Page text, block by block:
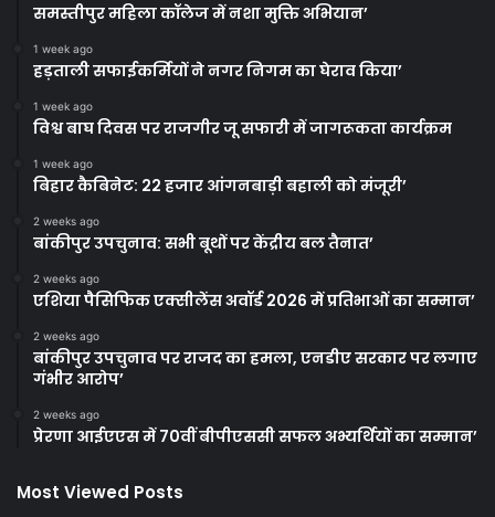
समस्तीपुर महिला कॉलेज में नशा मुक्ति अभियान’
1 week ago
हड़ताली सफाईकर्मियों ने नगर निगम का घेराव किया’
1 week ago
विश्व बाघ दिवस पर राजगीर जू सफारी में जागरूकता कार्यक्रम
1 week ago
बिहार कैबिनेट: 22 हजार आंगनबाड़ी बहाली को मंजूरी’
2 weeks ago
बांकीपुर उपचुनाव: सभी बूथों पर केंद्रीय बल तैनात’
2 weeks ago
एशिया पैसिफिक एक्सीलेंस अवॉर्ड 2026 में प्रतिभाओं का सम्मान’
2 weeks ago
बांकीपुर उपचुनाव पर राजद का हमला, एनडीए सरकार पर लगाए
गंभीर आरोप’
2 weeks ago
प्रेरणा आईएएस में 70वीं बीपीएससी सफल अभ्यर्थियों का सम्मान’
Most Viewed Posts